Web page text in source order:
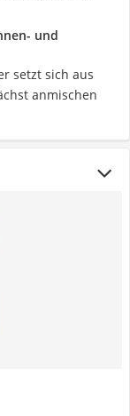
und
setzt sich aus
anmischen